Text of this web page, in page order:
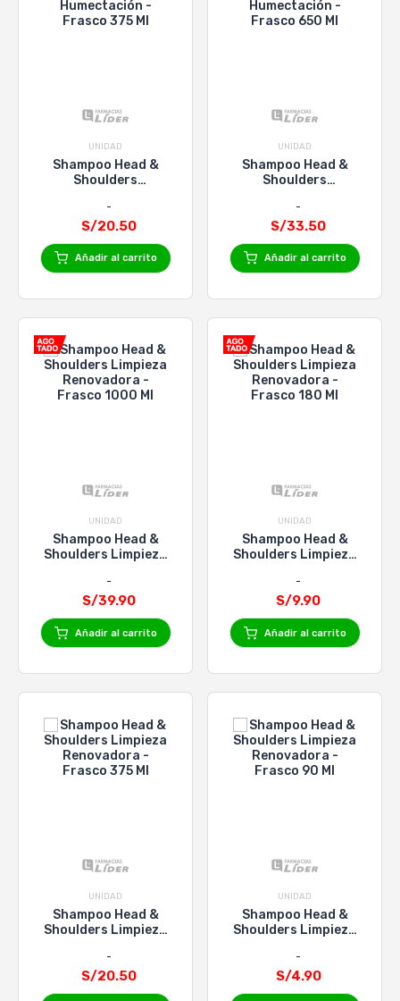
UNIDAD
Shampoo Head &
Shoulders
Frasco 375 Ml
S/20.50
Añadir al carrito
UNIDAD
Shampoo Head &
Shoulders
Frasco 650 Ml
S/33.50
Añadir al carrito
UNIDAD
Shampoo Head &
Shoulders Limpieza
1000 Ml
S/39.90
Añadir al carrito
UNIDAD
Shampoo Head &
Shoulders Limpieza
180 Ml
S/9.90
Añadir al carrito
UNIDAD
Shampoo Head &
Shoulders Limpieza
375 Ml
S/20.50
UNIDAD
Shampoo Head &
Shoulders Limpieza
90 Ml
S/4.90